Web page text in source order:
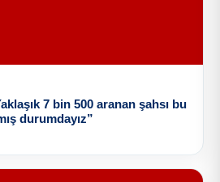
7 bin 500 aranan şahsı bu
durumdayız”